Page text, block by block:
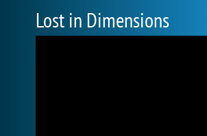
Lost in Dimensions